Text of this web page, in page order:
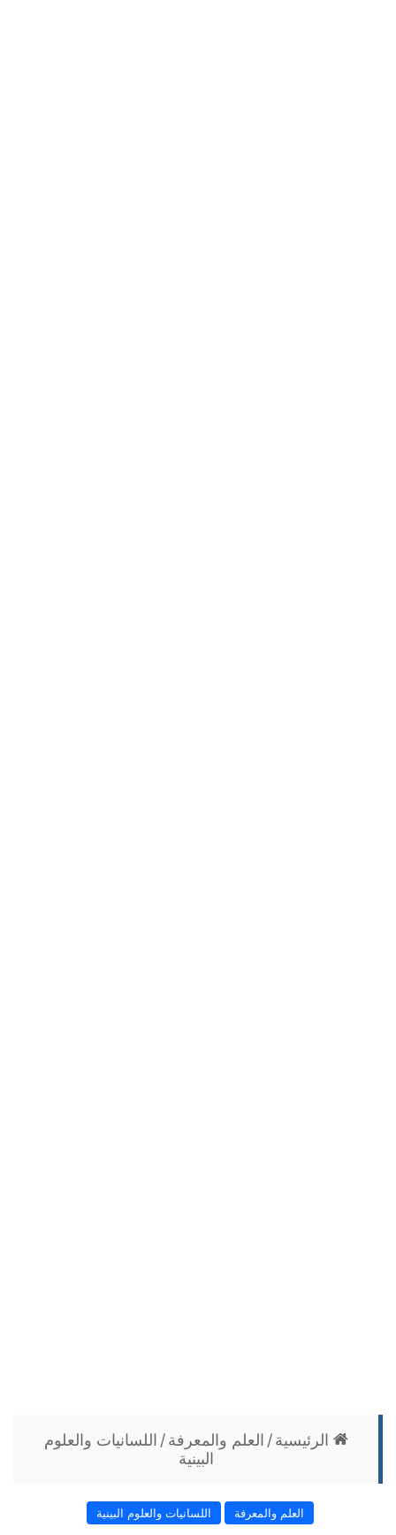
الرئيسية / العلم والمعرفة / اللسانيات والعلوم
البينية
العلم والمعرفة اللسانيات والعلوم البينية